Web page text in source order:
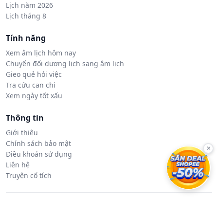
Lịch năm 2026
Lịch tháng 8
Tính năng
Xem âm lịch hôm nay
Chuyển đổi dương lịch sang âm lịch
Gieo quẻ hỏi việc
Tra cứu can chi
Xem ngày tốt xấu
Thông tin
Giới thiệu
Chính sách bảo mật
Điều khoản sử dụng
Liên hệ
Truyện cổ tích
×